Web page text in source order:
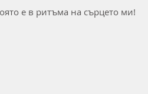
е в ритъма на сърцето ми!️